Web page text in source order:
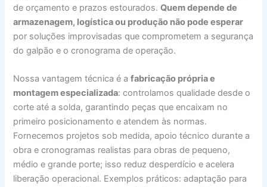
de orçamento e prazos estourados.Quem depende de
armazenagem, logística ou produção não pode esperar
por soluções improvisadas que comprometem a segurança
do galpão e o cronograma de operação.
Nossa vantagem técnica é afabricação própria e
montagem especializada: controlamos qualidade desde o
corte até a solda, garantindo peças que encaixam no
primeiro posicionamento e atendem às normas.
Fornecemos projetos sob medida, apoio técnico durante a
obra e cronogramas realistas para obras de pequeno,
médio e grande porte; isso reduz desperdício e acelera
liberação operacional. Exemplos práticos: adaptação para